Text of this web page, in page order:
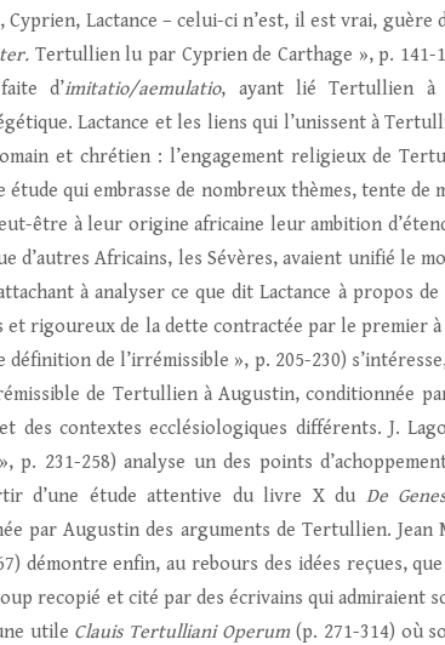
Lactance – celui-ci n’est, il est vrai, guère
Tertullien lu par Cyprien de Carthage », p. 141-
d’imitatio/aemulatio, ayant lié Tertullien à
Lactance et les liens qui l’unissent à
et chrétien : l’engagement religieux de
étude qui embrasse de nombreux thèmes, tente de
être à leur origine africaine leur ambition
d’autres Africains, les Sévères, avaient unifié le
à analyser ce que dit Lactance à propos
rigoureux de la dette contractée par le premier à
de l’irrémissible », p. 205-230)
de Tertullien à Augustin, conditionnée
des contextes ecclésiologiques différents. J.
p. 231-258) analyse un des points
d’une étude attentive du livre X du De
par Augustin des arguments de Tertullien. Jean
démontre enfin, au rebours des idées reçues,
recopié et cité par des écrivains qui admiraient
utile Clauis Tertulliani Operum(p. 271-314) où